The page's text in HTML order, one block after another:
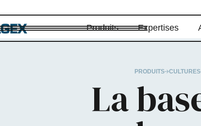
Produits Expertises
PRODUITS CULTURES
La